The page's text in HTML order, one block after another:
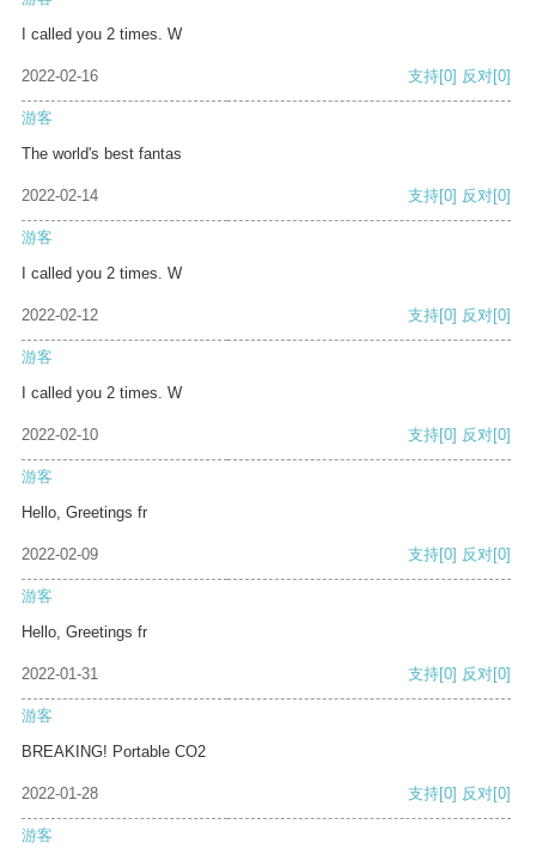
I called you 2 times. W
2022-02-16 支持[0] 反对[0]
游客
The world's best fantas
2022-02-14 支持[0] 反对[0]
游客
I called you 2 times. W
2022-02-12 支持[0] 反对[0]
游客
I called you 2 times. W
2022-02-10 支持[0] 反对[0]
游客
Hello, Greetings fr
2022-02-09 支持[0] 反对[0]
游客
Hello, Greetings fr
2022-01-31 支持[0] 反对[0]
游客
BREAKING! Portable CO2
2022-01-28 支持[0] 反对[0]
游客